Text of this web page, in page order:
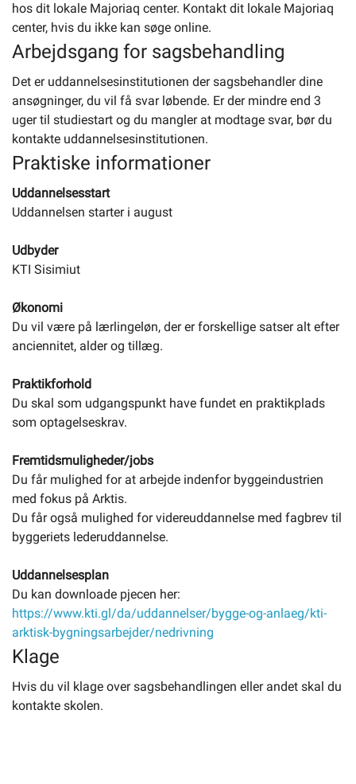
hos dit lokale Majoriaq center. Kontakt dit lokale Majoriaq
center, hvis du ikke kan søge online.
Arbejdsgang for sagsbehandling
Det er uddannelsesinstitutionen der sagsbehandler dine
ansøgninger, du vil få svar løbende. Er der mindre end 3
uger til studiestart og du mangler at modtage svar, bør du
kontakte uddannelsesinstitutionen.
Praktiske informationer
Uddannelsesstart
Uddannelsen starter i august
Udbyder
KTI Sisimiut
Økonomi
Du vil være på lærlingeløn, der er forskellige satser alt efter
anciennitet, alder og tillæg.
Praktikforhold
Du skal som udgangspunkt have fundet en praktikplads
som optagelseskrav.
Fremtidsmuligheder/jobs
Du får mulighed for at arbejde indenfor byggeindustrien
med fokus på Arktis.
Du får også mulighed for videreuddannelse med fagbrev til
byggeriets lederuddannelse.
Uddannelsesplan
Du kan downloade pjecen her:
https://www.kti.gl/da/uddannelser/bygge-og-anlaeg/kti-
arktisk-bygningsarbejder/nedrivning
Klage
Hvis du vil klage over sagsbehandlingen eller andet skal du
kontakte skolen.